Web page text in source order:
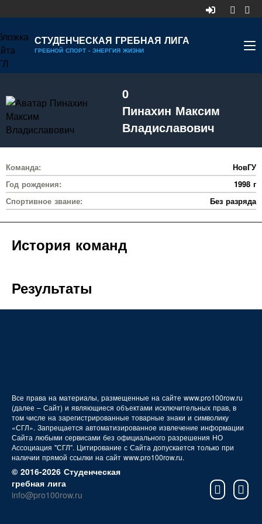
СТУДЕНЧЕСКАЯ ГРЕБНАЯ ЛИГА
ГРЕБНОЙ СПОРТ - ЭНЕРГИЯ ЖИЗНИ
КАЛЕНДАРЬ
ДИВИЗИОНЫ
УЧАСТНИКИ
РЕЙТИНГ
ДОКУМЕНТЫ
0
Пинахин Максим
Владиславович
Команда:
НовГУ
Год рождения:
1998 г
Спортивное звание:
Без разряда
История команд
Результаты
Все права на материалы, размещенные на сайте www.pro100row.ru
(далее – Сайт) и являющиеся объектами исключительных прав, в
том числе на зарегистрированные товарные знаки и символику
«СГЛ». Запрещается автоматизированное извлечение информации
Сайта любыми сервисами без официального разрешения НО
Ассоциация "СГЛ". Цитирование с Сайта допускается только при
наличии прямой ссылки на сайт www.pro100row.ru.
© 2016-2026 Студенческая
гребная лига
info@pro100row.ru